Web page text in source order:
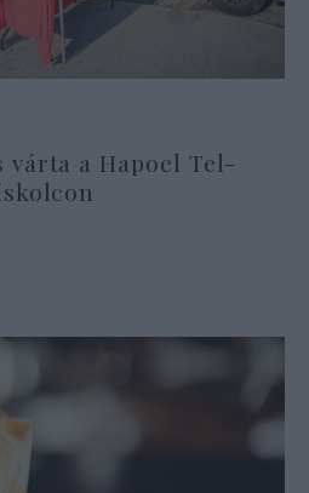
a Hapoel Tel-